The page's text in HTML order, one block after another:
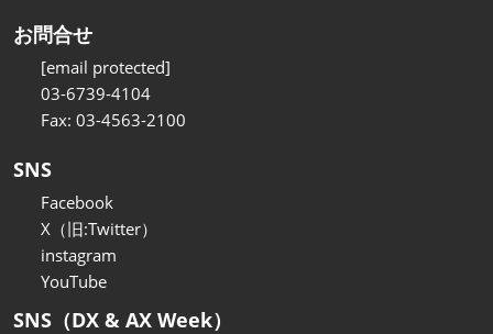
お問合せ
[email protected]
03-6739-4104
Fax: 03-4563-2100
SNS
Facebook
X（旧:Twitter）
instagram
YouTube
SNS（DX & AX Week）